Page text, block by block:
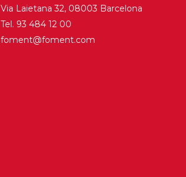
Via Laietana 32, 08003 Barcelona
Tel. 93 484 12 00
foment@foment.com